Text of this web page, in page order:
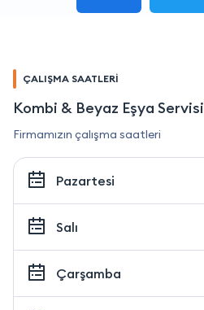
ÇALIŞMA SAATLERİ
Kombi & Beyaz Eşya Servisi
Firmamızın çalışma saatleri
Pazartesi
Salı
Çarşamba